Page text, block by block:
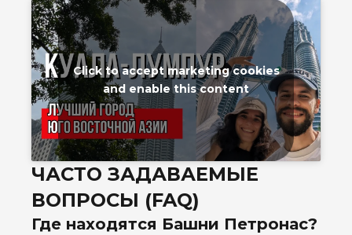
Click to accept marketing cookies
and enable this content
ЧАСТО ЗАДАВАЕМЫЕ
ВОПРОСЫ (FAQ)
Где находятся Башни Петронас?